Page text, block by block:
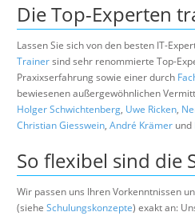
Die Top-Experten
Lassen Sie sich von den besten IT-
Trainersind sehr renommierte Top-
Praxixserfahrung sowie einer durch
bewiesenen außergewöhnlichen
Holger Schwichtenberg, Uwe Ricken,
Christian Giesswein, André Krämer und
So flexibel sind die
Wir passen uns Ihren Vorkenntnissen
(siehe Schulungskonzepte) exakt an: